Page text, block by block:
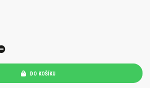
DO KOŠÍKU